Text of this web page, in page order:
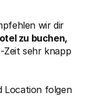
wir dir
zu buchen,
Zeit sehr knapp
Location folgen
können